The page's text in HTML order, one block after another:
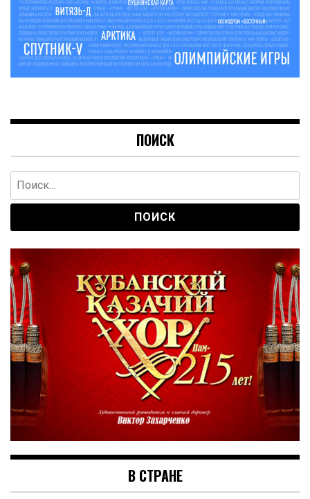
ПОИСК
Найти:
В СТРАНЕ